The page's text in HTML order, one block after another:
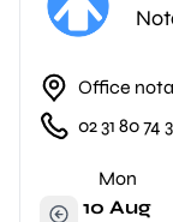
Office
02 31 80 74
Mon
10 Aug